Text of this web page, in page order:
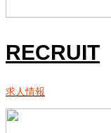
RECRUIT
求人情報